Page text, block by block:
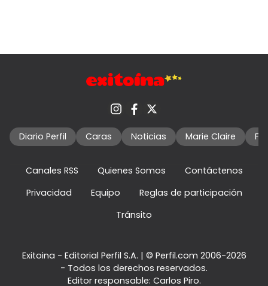
Diario Perfil Caras Noticias Marie Claire
Canales RSS Quienes Somos
Contáctenos
Privacidad
Equipo
Reglas de participación
Tránsito
Exitoina - Editorial Perfil S.A. | © Perfil.com 2006-2026
- Todos los derechos reservados.
Editor responsable: Carlos Piro.